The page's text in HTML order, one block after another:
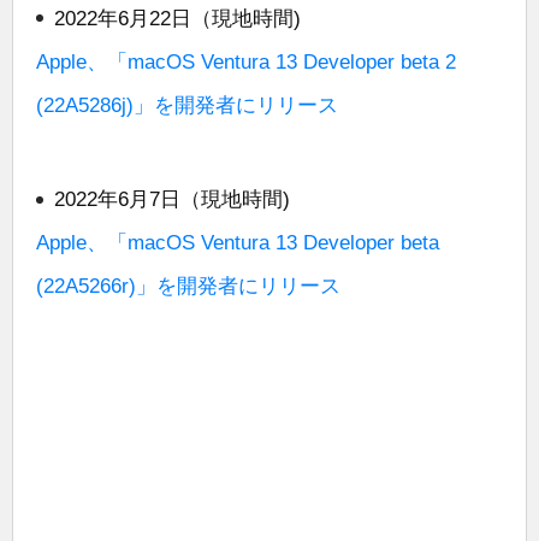
2022年6月22日（現地時間)
Apple、「macOS Ventura 13 Developer beta 2
(22A5286j)」を開発者にリリース
2022年6月7日（現地時間)
Apple、「macOS Ventura 13 Developer beta
(22A5266r)」を開発者にリリース